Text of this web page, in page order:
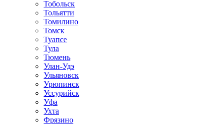
Тобольск
Тольятти
Томилино
Томск
Туапсе
Тула
Тюмень
Улан-Удэ
Ульяновск
Урюпинск
Уссурийск
Уфа
Ухта
Фрязино